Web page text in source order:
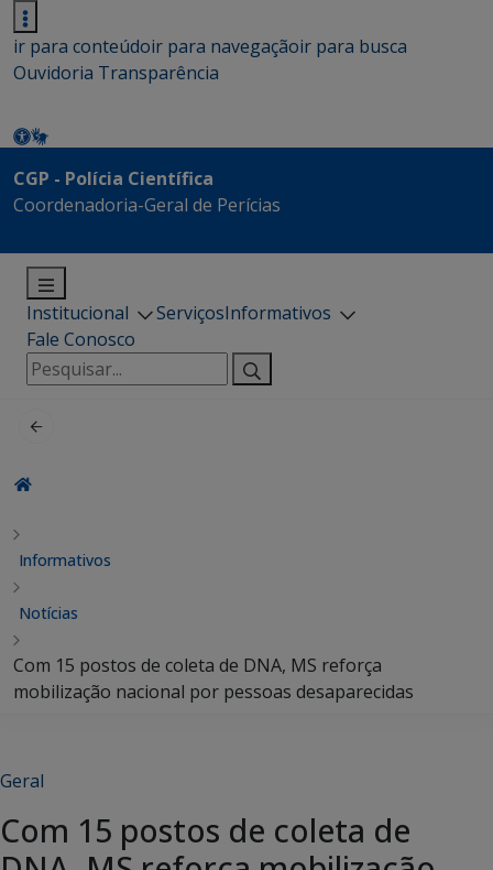
ir para conteúdoir para navegaçãoir para busca
Ouvidoria Transparência
CGP - Polícia Científica
Coordenadoria-Geral de Perícias
Institucional ServiçosInformativos
Fale Conosco
Pesquisar
por:
Informativos
Notícias
Com 15 postos de coleta de DNA, MS reforça
mobilização nacional por pessoas desaparecidas
Geral
Com 15 postos de coleta de